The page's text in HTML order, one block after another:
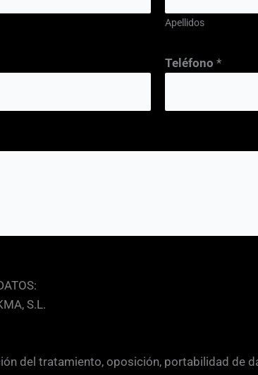
Apellidos
Teléfono *
S.L.
del tratamiento, oposición, portabilidad de